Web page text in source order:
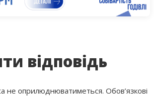
відповідь
не оприлюднюватиметься. Обов’язкові